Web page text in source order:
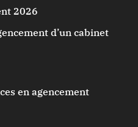
2026
d’un cabinet
en agencement